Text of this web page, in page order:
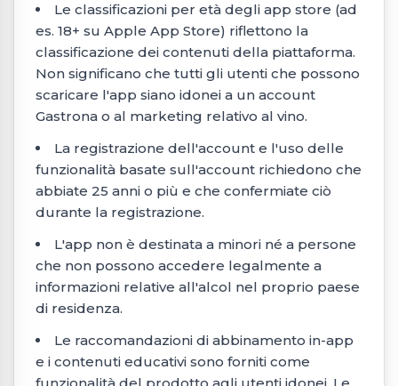
Le classificazioni per età degli app store (ad
es. 18+ su Apple App Store) riflettono la
classificazione dei contenuti della piattaforma.
Non significano che tutti gli utenti che possono
scaricare l'app siano idonei a un account
Gastrona o al marketing relativo al vino.
La registrazione dell'account e l'uso delle
funzionalità basate sull'account richiedono che
abbiate 25 anni o più e che confermiate ciò
durante la registrazione.
L'app non è destinata a minori né a persone
che non possono accedere legalmente a
informazioni relative all'alcol nel proprio paese
di residenza.
Le raccomandazioni di abbinamento in-app
e i contenuti educativi sono forniti come